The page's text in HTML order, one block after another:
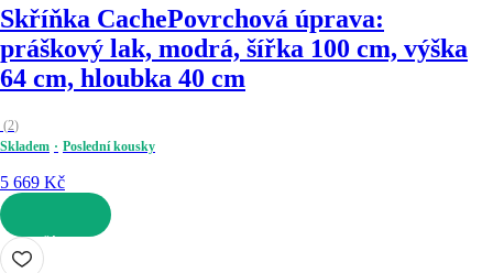
Skříňka CachePovrchová úprava:
práškový lak, modrá, šířka 100 cm, výška
64 cm, hloubka 40 cm
(2)
Skladem
Poslední kousky
5 669 Kč
DO KOŠÍKU